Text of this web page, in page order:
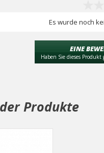
Es wurde noch
EINE
Haben Sie dieses
Produkte